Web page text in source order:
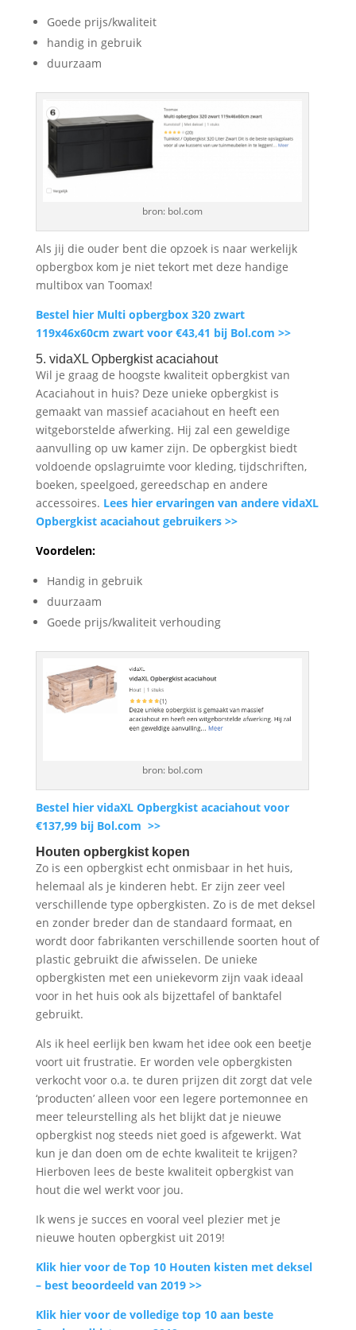
Goede prijs/kwaliteit
handig in gebruik
duurzaam
bron: bol.com
Als jij die ouder bent die opzoek is naar werkelijk
opbergbox kom je niet tekort met deze handige
multibox van Toomax!
Bestel hier Multi opbergbox 320 zwart
119x46x60cm zwart voor €43,41 bij Bol.com >>
5. vidaXL Opbergkist acaciahout
Wil je graag de hoogste kwaliteit opbergkist van
Acaciahout in huis? Deze unieke opbergkist is
gemaakt van massief acaciahout en heeft een
witgeborstelde afwerking. Hij zal een geweldige
aanvulling op uw kamer zijn. De opbergkist biedt
voldoende opslagruimte voor kleding, tijdschriften,
boeken, speelgoed, gereedschap en andere
accessoires. Lees hier ervaringen van andere vidaXL
Opbergkist acaciahout gebruikers >>
Voordelen:
Handig in gebruik
duurzaam
Goede prijs/kwaliteit verhouding
bron: bol.com
Bestel hier vidaXL Opbergkist acaciahout voor
€137,99 bij Bol.com >>
Houten opbergkist kopen
Zo is een opbergkist echt onmisbaar in het huis,
helemaal als je kinderen hebt. Er zijn zeer veel
verschillende type opbergkisten. Zo is de met deksel
en zonder breder dan de standaard formaat, en
wordt door fabrikanten verschillende soorten hout of
plastic gebruikt die afwisselen. De unieke
opbergkisten met een uniekevorm zijn vaak ideaal
voor in het huis ook als bijzettafel of banktafel
gebruikt.
Als ik heel eerlijk ben kwam het idee ook een beetje
voort uit frustratie. Er worden vele opbergkisten
verkocht voor o.a. te duren prijzen dit zorgt dat vele
‘producten’ alleen voor een legere portemonnee en
meer teleurstelling als het blijkt dat je nieuwe
opbergkist nog steeds niet goed is afgewerkt. Wat
kun je dan doen om de echte kwaliteit te krijgen?
Hierboven lees de beste kwaliteit opbergkist van
hout die wel werkt voor jou.
Ik wens je succes en vooral veel plezier met je
nieuwe houten opbergkist uit 2019!
Klik hier voor de Top 10 Houten kisten met deksel
– best beoordeeld van 2019 >>
Klik hier voor de volledige top 10 aan beste